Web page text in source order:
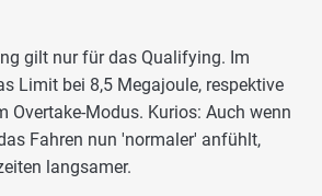
gilt nur für das Qualifying. Im
Limit bei 8,5 Megajoule, respektive
Overtake-Modus. Kurios: Auch wenn
Fahren nun 'normaler' anfühlt,
langsamer.